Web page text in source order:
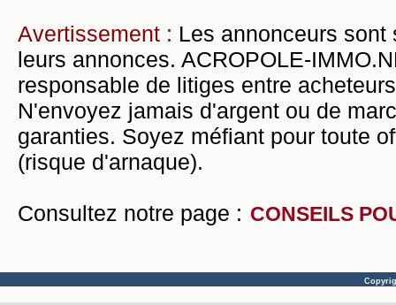
Avertissement : Les annonceurs
leurs annonces. ACROPOLE-
responsable de litiges entre
N'envoyez jamais d'argent ou de
garanties. Soyez méfiant pour toute
(risque d'arnaque).
Consultez notre page : CONSEILS